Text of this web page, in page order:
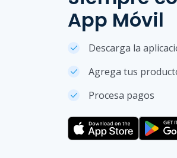
App Móvil
Descarga la
Agrega tus
Procesa pagos